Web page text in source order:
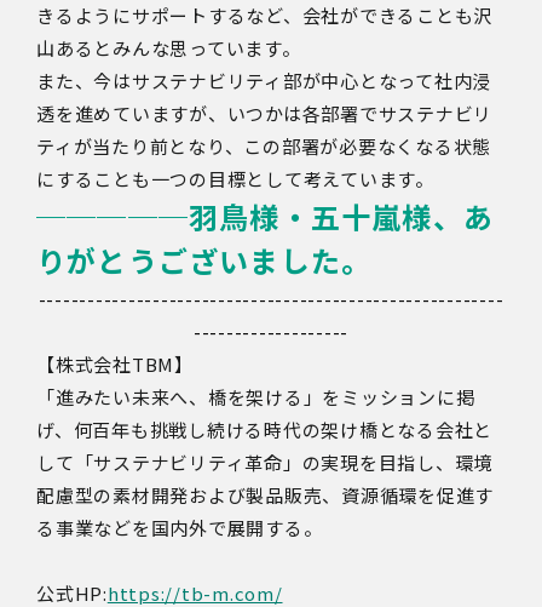
きるようにサポートするなど、会社ができることも沢
山あるとみんな思っています。
また、今はサステナビリティ部が中心となって社内浸
透を進めていますが、いつかは各部署でサステナビリ
ティが当たり前となり、この部署が必要なくなる状態
にすることも一つの目標として考えています。
─────羽鳥様・五十嵐様、あ
りがとうございました。
---------------------------------------------------------
-------------------
【株式会社TBM】
「進みたい未来へ、橋を架ける」をミッションに掲
げ、何百年も挑戦し続ける時代の架け橋となる会社と
して「サステナビリティ革命」の実現を目指し、環境
配慮型の素材開発および製品販売、資源循環を促進す
る事業などを国内外で展開する。
公式HP:https://tb-m.com/